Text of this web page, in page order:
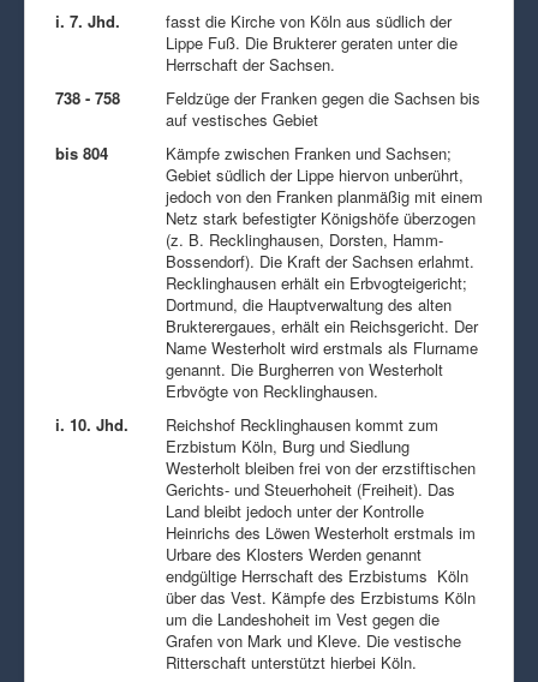
i. 7. Jhd.
fasst die Kirche von Köln aus südlich der
Lippe Fuß. Die Brukterer geraten unter die
Herrschaft der Sachsen.
738 - 758
Feldzüge der Franken gegen die Sachsen bis
auf vestisches Gebiet
bis 804
Kämpfe zwischen Franken und Sachsen;
Gebiet südlich der Lippe hiervon unberührt,
jedoch von den Franken planmäßig mit einem
Netz stark befestigter Königshöfe überzogen
(z. B. Recklinghausen, Dorsten, Hamm-
Bossendorf). Die Kraft der Sachsen erlahmt.
Recklinghausen erhält ein Erbvogteigericht;
Dortmund, die Hauptverwaltung des alten
Brukterergaues, erhält ein Reichsgericht. Der
Name Westerholt wird erstmals als Flurname
genannt. Die Burgherren von Westerholt
Erbvögte von Recklinghausen.
i. 10. Jhd.
Reichshof Recklinghausen kommt zum
Erzbistum Köln, Burg und Siedlung
Westerholt bleiben frei von der erzstiftischen
Gerichts- und Steuerhoheit (Freiheit). Das
Land bleibt jedoch unter der Kontrolle
Heinrichs des Löwen Westerholt erstmals im
Urbare des Klosters Werden genannt
endgültige Herrschaft des Erzbistums Köln
über das Vest. Kämpfe des Erzbistums Köln
um die Landeshoheit im Vest gegen die
Grafen von Mark und Kleve. Die vestische
Ritterschaft unterstützt hierbei Köln.